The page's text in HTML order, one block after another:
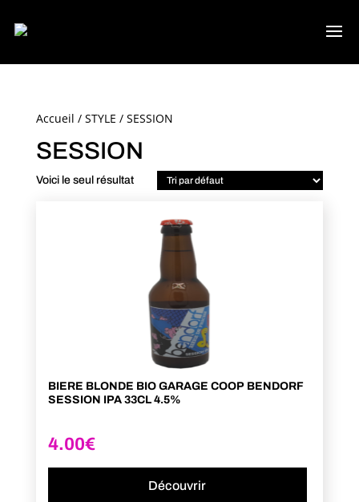
Accueil / STYLE / SESSION
SESSION
Voici le seul résultat
BIERE BLONDE BIO GARAGE COOP BENDORF
SESSION IPA 33CL 4.5%
4.00€
Découvrir